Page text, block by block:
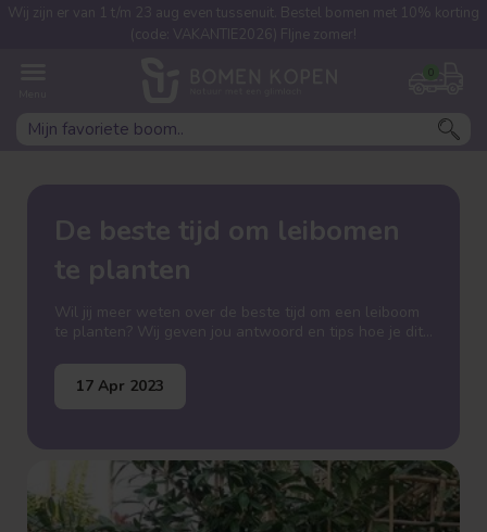
0
Wij zijn er van 1 t/m 23 aug even tussenuit. Bestel bomen met 10% korting
(code: VAKANTIE2026) FIjne zomer!
De beste tijd om leibomen
te planten
Wil jij meer weten over de beste tijd om een leiboom
te planten? Wij geven jou antwoord en tips hoe je dit
17 Apr 2023